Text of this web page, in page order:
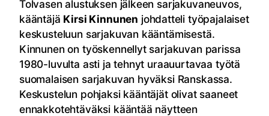
Tolvasen alustuksen jälkeen sarjakuvaneuvos,
kääntäjä Kirsi Kinnunen johdatteli työpajalaiset
keskusteluun sarjakuvan kääntämisestä.
Kinnunen on työskennellyt sarjakuvan parissa
1980-luvulta asti ja tehnyt uraauurtavaa työtä
suomalaisen sarjakuvan hyväksi Ranskassa.
Keskustelun pohjaksi kääntäjät olivat saaneet
ennakkotehtäväksi kääntää näytteen